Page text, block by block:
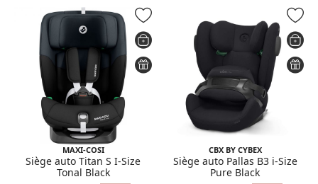
MAXI-COSI
Siège auto Titan S I-Size
Tonal Black
CBX BY CYBEX
Siège auto Pallas B3 i-Size
Pure Black